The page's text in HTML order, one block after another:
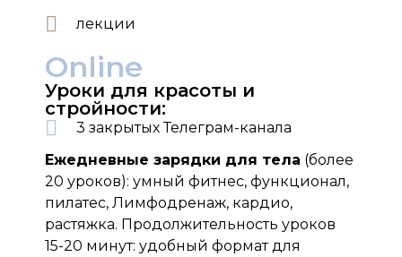
лекции
Online
Уроки для красоты и
стройности:
3 закрытых Телеграм-канала
Ежедневные зарядки для тела (более
20 уроков): умный фитнес, функционал,
пилатес, Лимфодренаж, кардио,
растяжка. Продолжительность уроков
15-20 минут: удобный формат для